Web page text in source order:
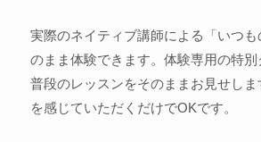
実際のネイティブ講師による「いつ
のまま体験できます。体験専用の特別
普段のレッスンをそのままお見せし
を感じていただくだけでOKです。